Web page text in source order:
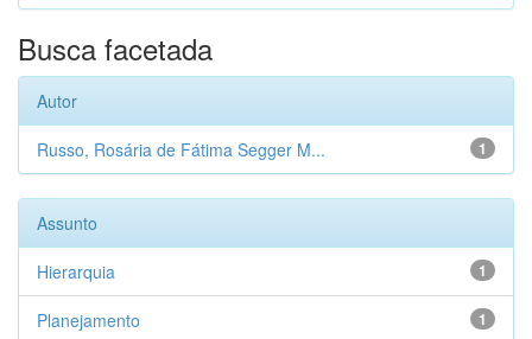
Busca facetada
Autor
1
Russo, Rosária de Fátima Segger M...
Assunto
1
Hierarquia
1
Planejamento